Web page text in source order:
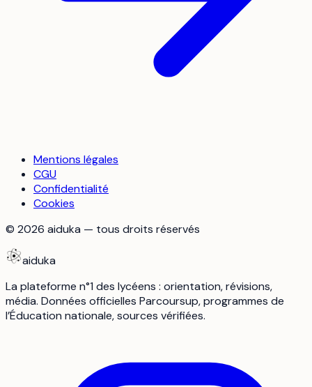
Mentions légales
CGU
Confidentialité
Cookies
© 2026 aiduka — tous droits réservés
aiduka
La plateforme n°1 des lycéens : orientation, révisions,
média. Données officielles Parcoursup, programmes de
l’Éducation nationale, sources vérifiées.